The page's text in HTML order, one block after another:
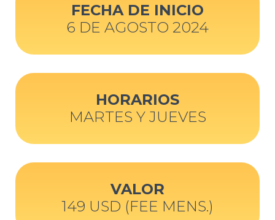
FECHA DE INICIO
6 DE AGOSTO 2024
HORARIOS
MARTES Y JUEVES
VALOR
149 USD (FEE MENS.)